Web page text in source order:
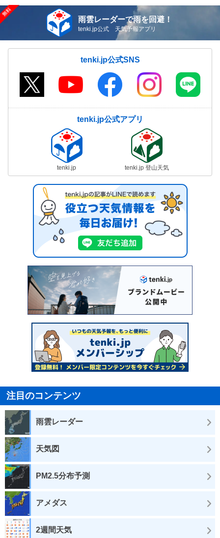
雨雲レーダーで雨を回避！
tenki.jp公式 天気予報アプリ
tenki.jp公式SNS
tenki.jp公式アプリ
tenki.jp tenki.jp 登山天気
注目のコンテンツ
雨雲レーダー
天気図
PM2.5分布予測
アメダス
2週間天気